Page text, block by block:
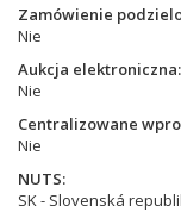
Zamówienie
Nie
Aukcja elektroniczna
Nie
Centralizowane
Nie
NUTS
SK - Slovenská